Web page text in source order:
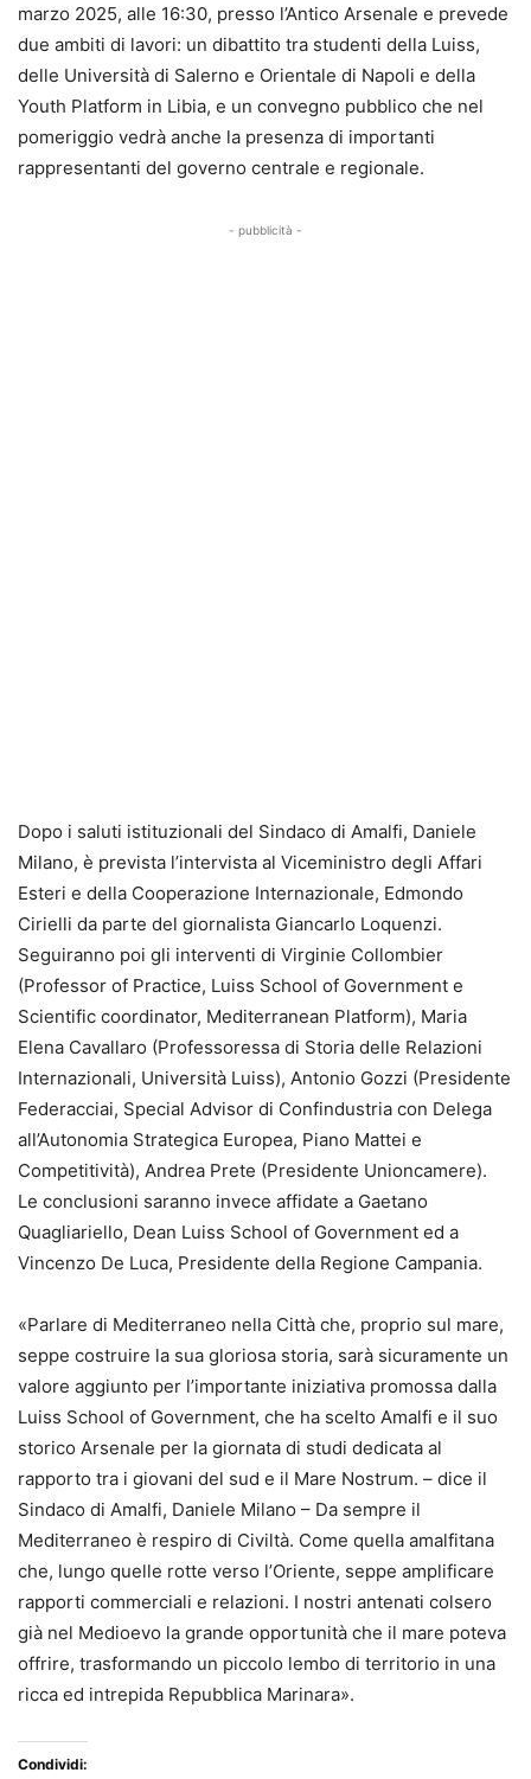
marzo 2025, alle 16:30, presso l’Antico Arsenale e prevede
due ambiti di lavori: un dibattito tra studenti della Luiss,
delle Università di Salerno e Orientale di Napoli e della
Youth Platform in Libia, e un convegno pubblico che nel
pomeriggio vedrà anche la presenza di importanti
rappresentanti del governo centrale e regionale.
- pubblicità -
Dopo i saluti istituzionali del Sindaco di Amalfi, Daniele
Milano, è prevista l’intervista al Viceministro degli Affari
Esteri e della Cooperazione Internazionale, Edmondo
Cirielli da parte del giornalista Giancarlo Loquenzi.
Seguiranno poi gli interventi di Virginie Collombier
(Professor of Practice, Luiss School of Government e
Scientific coordinator, Mediterranean Platform), Maria
Elena Cavallaro (Professoressa di Storia delle Relazioni
Internazionali, Università Luiss), Antonio Gozzi (Presidente
Federacciai, Special Advisor di Confindustria con Delega
all’Autonomia Strategica Europea, Piano Mattei e
Competitività), Andrea Prete (Presidente Unioncamere).
Le conclusioni saranno invece affidate a Gaetano
Quagliariello, Dean Luiss School of Government ed a
Vincenzo De Luca, Presidente della Regione Campania.
«Parlare di Mediterraneo nella Città che, proprio sul mare,
seppe costruire la sua gloriosa storia, sarà sicuramente un
valore aggiunto per l’importante iniziativa promossa dalla
Luiss School of Government, che ha scelto Amalfi e il suo
storico Arsenale per la giornata di studi dedicata al
rapporto tra i giovani del sud e il Mare Nostrum. – dice il
Sindaco di Amalfi, Daniele Milano – Da sempre il
Mediterraneo è respiro di Civiltà. Come quella amalfitana
che, lungo quelle rotte verso l’Oriente, seppe amplificare
rapporti commerciali e relazioni. I nostri antenati colsero
già nel Medioevo la grande opportunità che il mare poteva
offrire, trasformando un piccolo lembo di territorio in una
ricca ed intrepida Repubblica Marinara».
Condividi: